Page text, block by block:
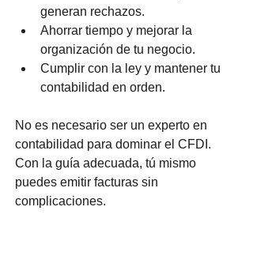
generan rechazos.
Ahorrar tiempo y mejorar la
organización de tu negocio.
Cumplir con la ley y mantener tu
contabilidad en orden.
No es necesario ser un experto en
contabilidad para dominar el CFDI.
Con la guía adecuada, tú mismo
puedes emitir facturas sin
complicaciones.